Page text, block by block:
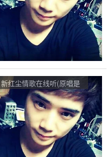
新红尘情歌在线听(原唱是
寒月/子夕)，MG随缘演唱
点播:30次